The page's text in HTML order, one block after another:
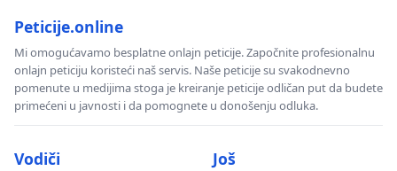
Peticije.online
Mi omogućavamo besplatne onlajn peticije. Započnite profesionalnu
onlajn peticiju koristeći naš servis. Naše peticije su svakodnevno
pomenute u medijima stoga je kreiranje peticije odličan put da budete
primećeni u javnosti i da pomognete u donošenju odluka.
Vodiči Još